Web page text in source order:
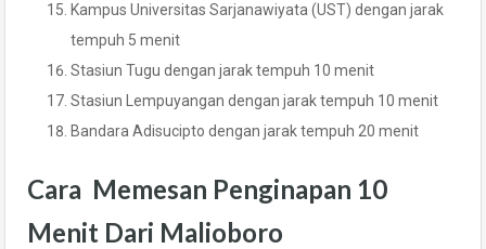
Kampus Universitas Sarjanawiyata (UST) dengan jarak
tempuh 5 menit
Stasiun Tugu dengan jarak tempuh 10 menit
Stasiun Lempuyangan dengan jarak tempuh 10 menit
Bandara Adisucipto dengan jarak tempuh 20 menit
Cara Memesan Penginapan 10
Menit Dari Malioboro